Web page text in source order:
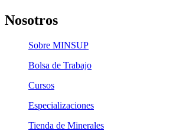
Nosotros
Sobre MINSUP
Bolsa de Trabajo
Cursos
Especializaciones
Tienda de Minerales